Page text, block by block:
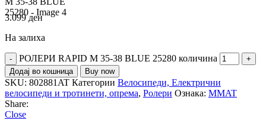
3.099ден
На залиха
РОЛЕРИ RAPID M 35-38 BLUE 25280 количина
Додај во кошница Buy now
SKU: 802881AT Категории Велосипеди, Електрични
велосипеди и тротинети, опрема, Ролери Ознака: MMAT
Share:
Close